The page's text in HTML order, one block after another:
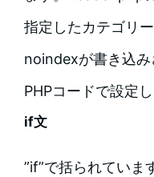
指定したカテゴリ
noindexが書き込み
PHPコードで設定
if文
”if”で括られていま